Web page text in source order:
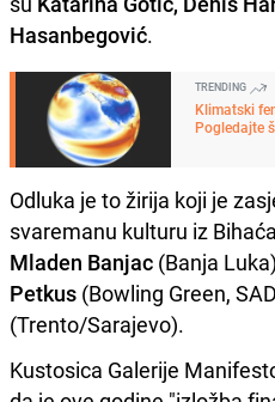
Hasanbegović.
TRENDING
Klimatski
Pogledajte
Odluka je to žirija koji je
svaremanu kulturu iz
Mladen Banjac (Banja
Petkus (Bowling Green,
(Trento/Sarajevo).
Kustosica Galerije